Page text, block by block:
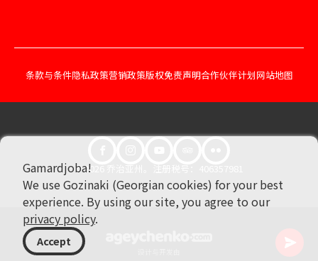
条款与条件隐私政策营销政策版权免责声明合作伙伴计划网站地图
© 2026 乔治亚州。注册税号：406357981
Gamardjoba!
We use Gozinaki (Georgian cookies) for your best
experience. By using our site, you agree to our
privacy policy.
Accept